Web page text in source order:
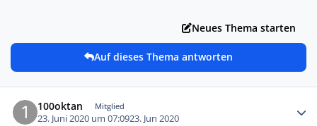
Neues Thema starten
Auf dieses Thema antworten
100oktan Mitglied
23. Juni 2020 um 07:0923. Jun 2020